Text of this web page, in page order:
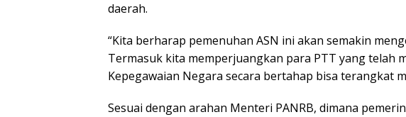
daerah.
“Kita berharap pemenuhan ASN ini akan semakin
Termasuk kita memperjuangkan para PTT yang telah
Kepegawaian Negara secara bertahap bisa terangkat
Sesuai dengan arahan Menteri PANRB, dimana